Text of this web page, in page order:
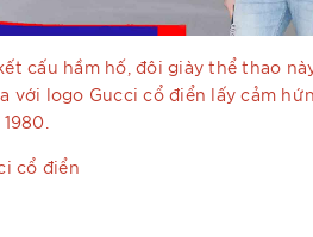
cấu hầm hố, đôi giày thể thao
với logo Gucci cổ điển lấy cảm
cổ điển